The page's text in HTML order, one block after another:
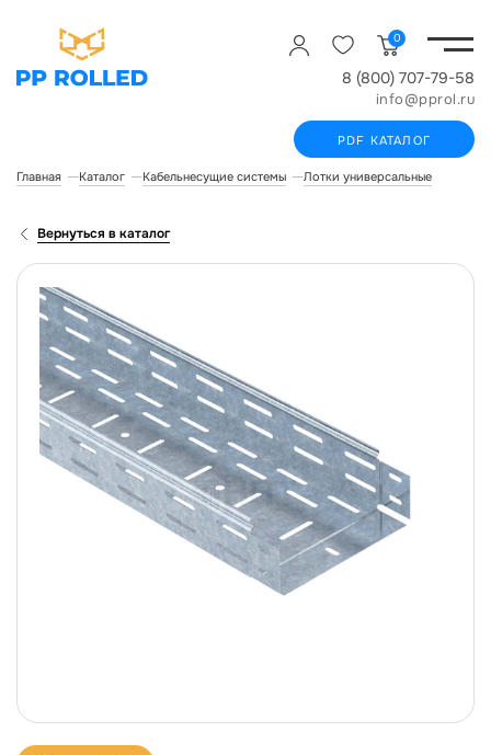
0
8 (800) 707-79-58
info@pprol.ru
PDF КАТАЛОГ
Главная Каталог Кабельнесущие системы Лотки универсальные
Вернуться в каталог